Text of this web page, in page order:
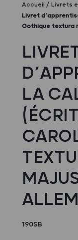
Accueil
Livrets
Livret
Gothique textura
LA
190SB